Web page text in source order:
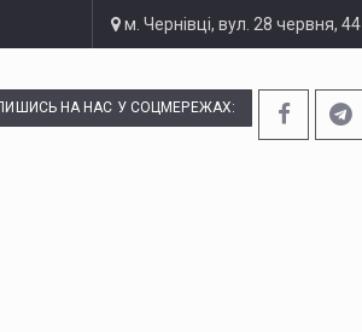
м. Чернівці, вул. 28 червня, 44
НА НАС У СОЦМЕРЕЖАХ: